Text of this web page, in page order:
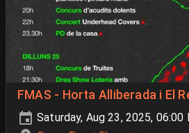
FMAS - Horta Alliberada i El
Saturday, Aug 23, 2025,